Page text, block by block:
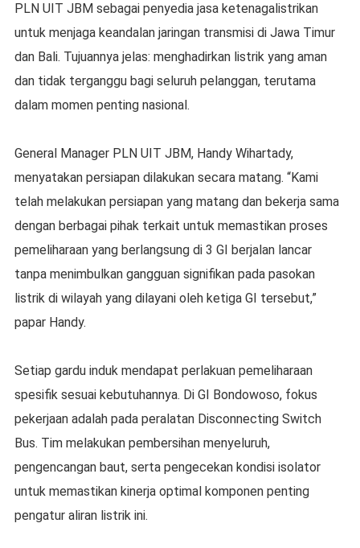
PLN UIT JBM sebagai penyedia jasa ketenagalistrikan
untuk menjaga keandalan jaringan transmisi di Jawa Timur
dan Bali. Tujuannya jelas: menghadirkan listrik yang aman
dan tidak terganggu bagi seluruh pelanggan, terutama
dalam momen penting nasional.
General Manager PLN UIT JBM, Handy Wihartady,
menyatakan persiapan dilakukan secara matang. “Kami
telah melakukan persiapan yang matang dan bekerja sama
dengan berbagai pihak terkait untuk memastikan proses
pemeliharaan yang berlangsung di 3 GI berjalan lancar
tanpa menimbulkan gangguan signifikan pada pasokan
listrik di wilayah yang dilayani oleh ketiga GI tersebut,”
papar Handy.
Setiap gardu induk mendapat perlakuan pemeliharaan
spesifik sesuai kebutuhannya. Di GI Bondowoso, fokus
pekerjaan adalah pada peralatan Disconnecting Switch
Bus. Tim melakukan pembersihan menyeluruh,
pengencangan baut, serta pengecekan kondisi isolator
untuk memastikan kinerja optimal komponen penting
pengatur aliran listrik ini.